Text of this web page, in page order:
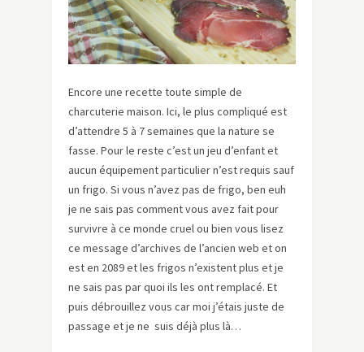
Encore une recette toute simple de
charcuterie maison. Ici, le plus compliqué est
d’attendre 5 à 7 semaines que la nature se
fasse. Pour le reste c’est un jeu d’enfant et
aucun équipement particulier n’est requis sauf
un frigo. Si vous n’avez pas de frigo, ben euh
je ne sais pas comment vous avez fait pour
survivre à ce monde cruel ou bien vous lisez
ce message d’archives de l’ancien web et on
est en 2089 et les frigos n’existent plus et je
ne sais pas par quoi ils les ont remplacé. Et
puis débrouillez vous car moi j’étais juste de
passage et je ne suis déjà plus là…